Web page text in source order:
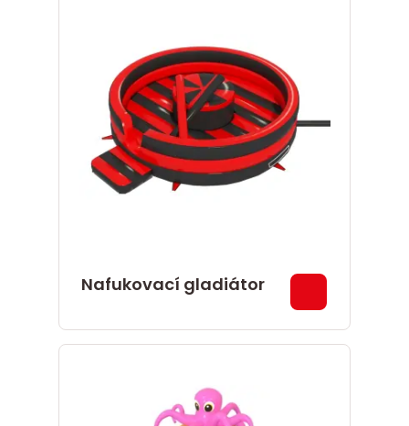
Nafukovací gladiátor